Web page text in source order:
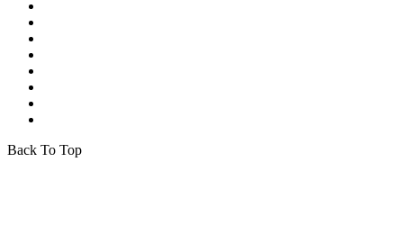
Back To Top